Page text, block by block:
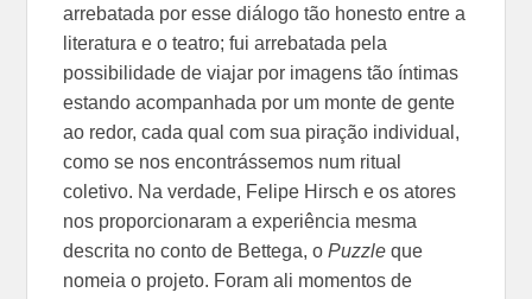
arrebatada por esse diálogo tão honesto entre a
literatura e o teatro; fui arrebatada pela
possibilidade de viajar por imagens tão íntimas
estando acompanhada por um monte de gente
ao redor, cada qual com sua piração individual,
como se nos encontrássemos num ritual
coletivo. Na verdade, Felipe Hirsch e os atores
nos proporcionaram a experiência mesma
descrita no conto de Bettega, oPuzzle que
nomeia o projeto. Foram ali momentos de